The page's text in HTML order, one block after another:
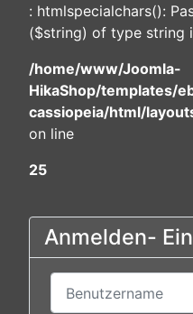
: htmlspecialchars():
($string) of type string
/home/www/Joomla-
HikaShop/templates/
cassiopeia/html/
on line
25
Anmelden-